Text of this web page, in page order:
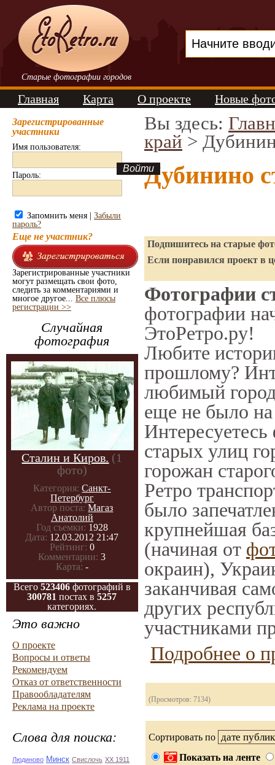
Старые фотографии городов
Главная Карта О проекте Новые
Зарегистрированные
участники
Имя пользователя:
Пароль:
Запомнить меня | Забыли
пароль?
Еще не участник?
Зарегистрированные участники
могут размещать свои фото,
следить за комментариями и
многое другое... Все плюсы
регистрации >>
Случайная
фотография
Сталин и Киров. (1
фото)
Категория: Санкт-
Петербург
Автор поста: Магаз
Анатолий
Год съемки: 1928
Дата: 12.03.2012 21:47
Рейтинг: 0
Комментарии: 3
Карта: -
Всего 523406 фотографий в
300781 постах в5257
категориях.
Это важно
О проекте
Вопросы и ответы
Рекомендуем
Отказ от ответственности
Правообладателям
Реклама на проекте
Слова для поиска:
Людиново Минск Свислочь XX 1911
Вы здесь:
край >
Дубинино
Подпишитесь на старые
Если понравился проект в
Фотографии
фотографии
ЭтоРетро.ру!
Любите
прошлому?
любимый
еще не было на
Интересуетесь
старых улиц
горожан
Ретро
было
крупнейшая
(начиная от
окраин),
заканчивая
других
участниками
Подробнее о
(Просмотров: 7134)
Сортировать по
Показать на ленте